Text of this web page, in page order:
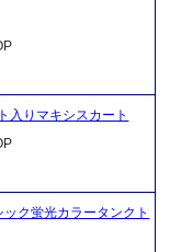
入りマキシスカート
ク蛍光カラータンクト